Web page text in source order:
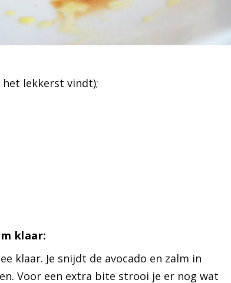
lekkerst vindt);
klaar:
klaar. Je snijdt de avocado en zalm in
Voor een extra bite strooi je er nog wat